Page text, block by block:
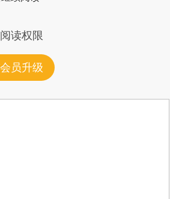
读权限
员升级